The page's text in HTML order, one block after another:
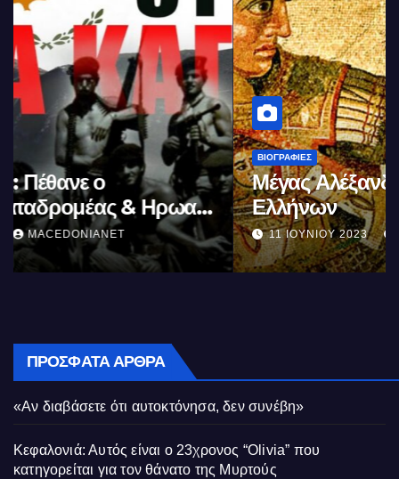
ΒΙΟΓΡΑΦΊΕΣ
Μέγας Αλέξανδρος: Ο μέγιστος των
Ελλήνων
11 ΙΟΥΝΊΟΥ 2023 MACEDONIANET
ΠΡΌΣΦΑΤΑ ΆΡΘΡΑ
«Αν διαβάσετε ότι αυτοκτόνησα, δεν συνέβη»
Κεφαλονιά: Αυτός είναι ο 23χρονος “Olivia” που
κατηγορείται για τον θάνατο της Μυρτούς